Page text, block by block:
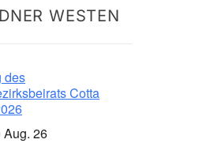
WESTEN
des
Cotta
Aug. 26